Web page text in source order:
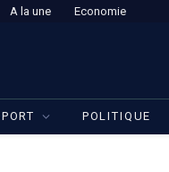
A la une Economie
POLITIQUE